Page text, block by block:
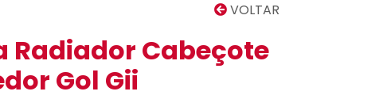
VOLTAR
Radiador Cabeçote
Gol Gii